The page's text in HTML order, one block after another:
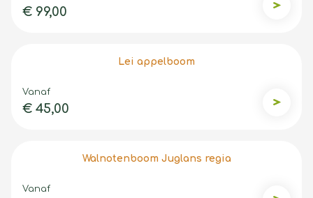
€ 99,00
Lei appelboom
Vanaf
€ 45,00 Lei
Walnotenboom Juglans regia
Vanaf